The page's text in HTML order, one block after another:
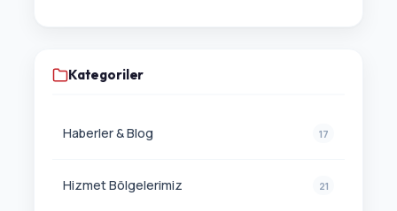
Kategoriler
Haberler & Blog 17
Hizmet Bölgelerimiz 21